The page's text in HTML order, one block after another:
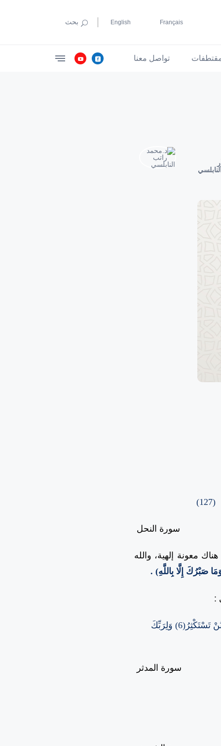
English Français بحث
تواصل معنا
(127)
سورة النحل
معونة إلهية، والله
صَبْرُكَ إِلَّا بِاللَّهِ) .
:
يَا أَيُّهَا الْمُدَّثِّرُ(1) قُمْ فَأَنْذِرْ(2) وَرَبَّكَ فَكَبِّرْ(3) وَثِيَابَكَ فَطَهِّرْ(4) وَالرُّجْزَ فَاهْجُرْ(5) وَلَا تَمْنُنْ تَسْتَكْثِرُ(6) وَلِرَبِّكَ
سورة المدثر